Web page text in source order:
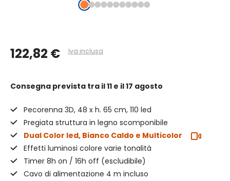
122,82 € Iva inclusa
Consegna prevista tra il 11 e il 17 agosto
Pecorenna 3D, 48 x h. 65 cm, 110 led
Pregiata struttura in legno scomponibile
Dual Color led, Bianco Caldo e Multicolor
Effetti luminosi colore varie tonalità
Timer 8h on / 16h off (escludibile)
Cavo di alimentazione 4 m incluso